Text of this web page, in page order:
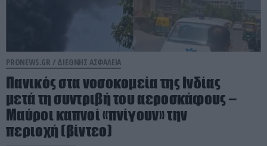
PRONEWS.GR / ΔΙΕΘΝΗΣ ΑΣΦΑΛΕΙΑ
Πανικός στα νοσοκομεία της Ινδίας
μετά τη συντριβή του αεροσκάφους –
Μαύροι καπνοί «πνίγουν» την
περιοχή (βίντεο)